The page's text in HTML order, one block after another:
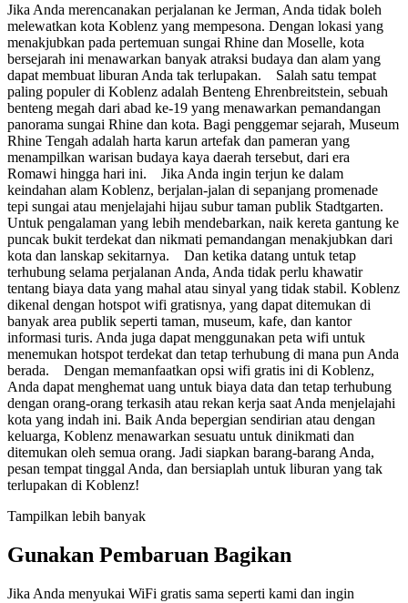
Jika Anda merencanakan perjalanan ke Jerman, Anda tidak boleh
melewatkan kota Koblenz yang mempesona. Dengan lokasi yang
menakjubkan pada pertemuan sungai Rhine dan Moselle, kota
bersejarah ini menawarkan banyak atraksi budaya dan alam yang
dapat membuat liburan Anda tak terlupakan. Salah satu tempat
paling populer di Koblenz adalah Benteng Ehrenbreitstein, sebuah
benteng megah dari abad ke-19 yang menawarkan pemandangan
panorama sungai Rhine dan kota. Bagi penggemar sejarah, Museum
Rhine Tengah adalah harta karun artefak dan pameran yang
menampilkan warisan budaya kaya daerah tersebut, dari era
Romawi hingga hari ini. Jika Anda ingin terjun ke dalam
keindahan alam Koblenz, berjalan-jalan di sepanjang promenade
tepi sungai atau menjelajahi hijau subur taman publik Stadtgarten.
Untuk pengalaman yang lebih mendebarkan, naik kereta gantung ke
puncak bukit terdekat dan nikmati pemandangan menakjubkan dari
kota dan lanskap sekitarnya. Dan ketika datang untuk tetap
terhubung selama perjalanan Anda, Anda tidak perlu khawatir
tentang biaya data yang mahal atau sinyal yang tidak stabil. Koblenz
dikenal dengan hotspot wifi gratisnya, yang dapat ditemukan di
banyak area publik seperti taman, museum, kafe, dan kantor
informasi turis. Anda juga dapat menggunakan peta wifi untuk
menemukan hotspot terdekat dan tetap terhubung di mana pun Anda
berada. Dengan memanfaatkan opsi wifi gratis ini di Koblenz,
Anda dapat menghemat uang untuk biaya data dan tetap terhubung
dengan orang-orang terkasih atau rekan kerja saat Anda menjelajahi
kota yang indah ini. Baik Anda bepergian sendirian atau dengan
keluarga, Koblenz menawarkan sesuatu untuk dinikmati dan
ditemukan oleh semua orang. Jadi siapkan barang-barang Anda,
pesan tempat tinggal Anda, dan bersiaplah untuk liburan yang tak
terlupakan di Koblenz!
Tampilkan lebih banyak
Gunakan Pembaruan Bagikan
Jika Anda menyukai WiFi gratis sama seperti kami dan ingin